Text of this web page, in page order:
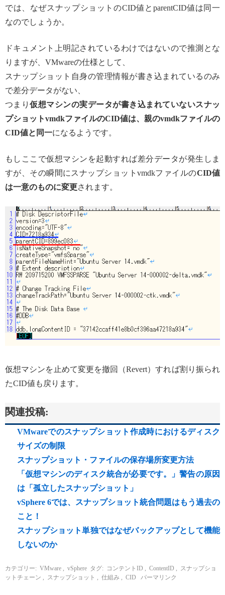
では、なぜスナップショットのCID値とparentCID値は同一
なのでしょうか。
ドキュメント上明記されているわけではないので推測とな
りますが、VMwareの仕様として、
スナップショット自身の管理情報が書き込まれているのみ
で差分データがない、
つまり仮想マシンの実データが書き込まれていないスナッ
プショットvmdkファイルのCID値は、親のvmdkファイルの
CID値と同一になるようです。
もしここで仮想マシンを起動すれば差分データが発生しま
すが、その瞬間にスナップショットvmdkファイルのCID値
は一意のものに変更されます。
仮想マシンを止めて変更を撤回（Revert）すれば割り振られ
たCID値も戻ります。
関連投稿:
VMwareでのスナップショット作成時におけるディスク
サイズの制限
スナップショット・ファイルの保存場所変更方法
「仮想マシンのディスク統合が必要です。」警告の原因
は「孤立したスナップショット」
vSphere 6では、スナップショット統合問題はもう過去の
こと！
スナップショット単独ではなぜバックアップとして機能
しないのか
カテゴリー: VMware , vSphere タグ: コンテントID , ContentID , スナップショ
ットチェーン , スナップショット , 仕組み , CID パーマリンク